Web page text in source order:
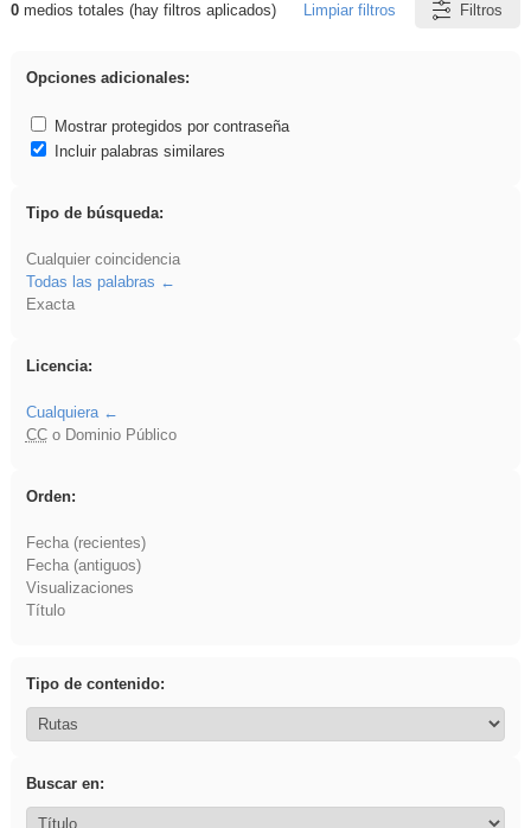
Resultados de: Benagulu
0medios totales (hay filtros aplicados) Limpiar filtros Filtros
Opciones adicionales:
Mostrar protegidos por contraseña
Incluir palabras similares
Tipo de búsqueda:
Cualquier coincidencia
Todas las palabras
Exacta
Licencia:
Cualquiera
CCo Dominio Público
Orden:
Fecha (recientes)
Fecha (antiguos)
Visualizaciones
Título
Tipo de contenido:
Buscar en: